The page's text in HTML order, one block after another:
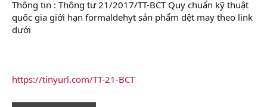
Thông tin : Thông tư 21/2017/TT-BCT Quy chuẩn kỹ thuật
quốc gia giới hạn formaldehyt sản phẩm dệt may theo link
dưới
https://tinyurl.com/TT-21-BCT